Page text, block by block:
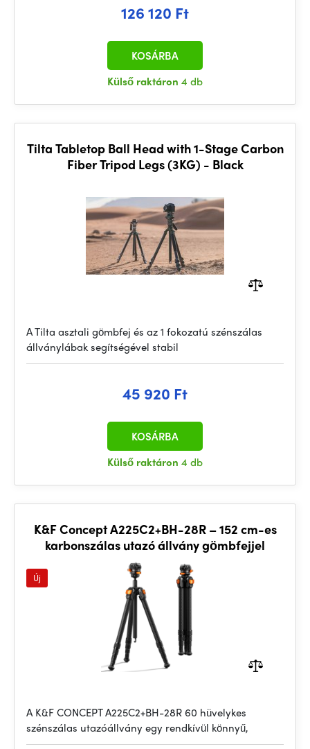
126 120 Ft
Külső raktáron 4 db
KOSÁRBA
Tilta Tabletop Ball Head with 1-Stage Carbon
Fiber Tripod Legs (3KG) - Black
A Tilta asztali gömbfej és az 1 fokozatú szénszálas
állványlábak segítségével stabil
45 920 Ft
Külső raktáron 4 db
KOSÁRBA
K&F Concept A225C2+BH-28R – 152 cm-es
karbonszálas utazó állvány gömbfejjel
Új
A K&F CONCEPT A225C2+BH-28R 60 hüvelykes
szénszálas utazóállvány egy rendkívül könnyű,